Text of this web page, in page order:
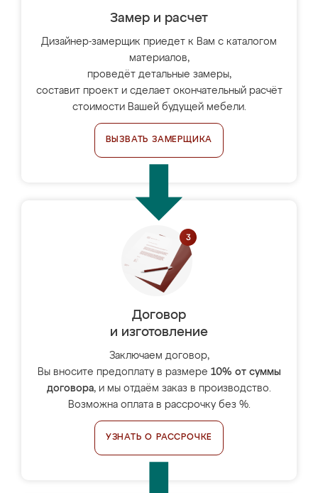
Замер и расчет
Дизайнер-замерщик приедет к Вам с каталогом
материалов,
проведёт детальные замеры,
составит проект и сделает окончательный расчёт
стоимости Вашей будущей мебели.
ВЫЗВАТЬ ЗАМЕРЩИКА
Договор
и изготовление
Заключаем договор,
Вы вносите предоплату в размере 10% от суммы
договора, и мы отдаём заказ в производство.
Возможна оплата в рассрочку без %.
УЗНАТЬ О РАССРОЧКЕ